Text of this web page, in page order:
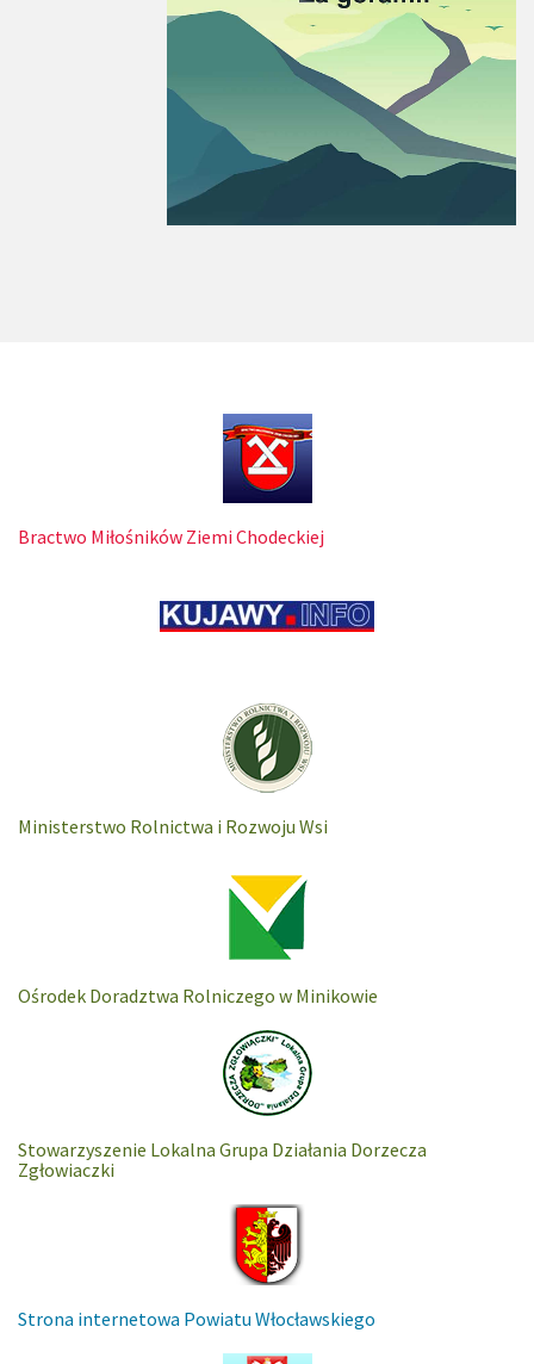
Bractwo Miłośników Ziemi Chodeckiej
Ministerstwo Rolnictwa i Rozwoju Wsi
Ośrodek Doradztwa Rolniczego w Minikowie
Stowarzyszenie Lokalna Grupa Działania Dorzecza
Zgłowiaczki
Strona internetowa Powiatu Włocławskiego